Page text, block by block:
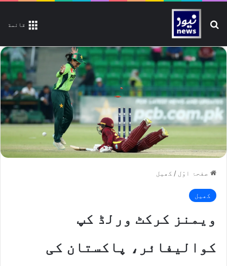
قائمة تلاش کیجیے
صفحۂ اوّل / کھیل
کھیل
ویمنز کرکٹ ورلڈ کپ
کوالیفائر، پاکستان کی